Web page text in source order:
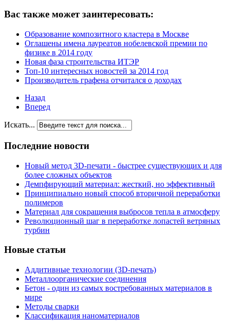
Вас также может заинтересовать:
Образование композитного кластера в Москве
Оглашены имена лауреатов нобелевской премии по
физике в 2014 году
Новая фаза строительства ИТЭР
Топ-10 интересных новостей за 2014 год
Производитель графена отчитался о доходах
Назад
Вперед
Искать...
Последние новости
Новый метод 3D-печати - быстрее существующих и для
более сложных объектов
Демпфирующий материал: жесткий, но эффективный
Принципиально новый способ вторичной переработки
полимеров
Материал для сокращения выбросов тепла в атмосферу
Революционный шаг в переработке лопастей ветряных
турбин
Новые статьи
Аддитивные технологии (3D-печать)
Металлоорганические соединения
Бетон - один из самых востребованных материалов в
мире
Методы сварки
Классификация наноматериалов